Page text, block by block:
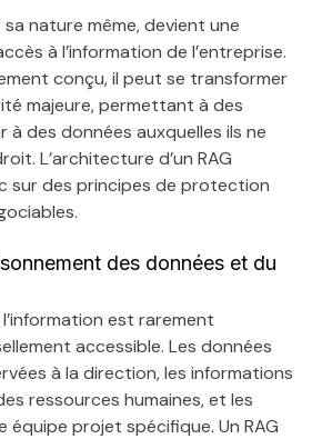
sa nature même, devient une
à l’information de l’entreprise.
conçu, il peut se transformer
majeure, permettant à des
à des données auxquelles ils ne
L’architecture d’un RAG
sur des principes de protection
des données et du
est rarement
accessible. Les données
à la direction, les informations
ressources humaines, et les
équipe projet spécifique. Un RAG